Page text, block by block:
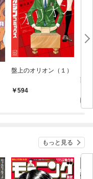
盤上のオリオン（１）
594
頭
もっと見る